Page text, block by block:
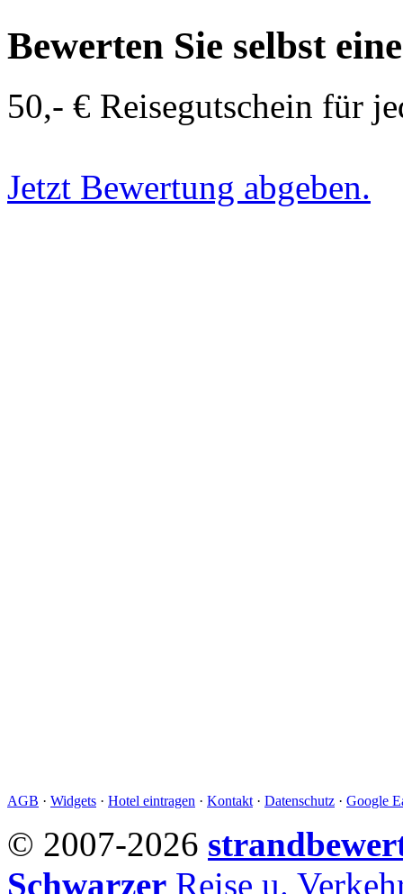
Bewerten Sie selbst
50,- € Reisegutschein für
Jetzt Bewertung abgeben.
AGB · Widgets · Hotel eintragen · Kontakt · Datenschutz · Google
© 2007-2026
Schwarzer Reise u.